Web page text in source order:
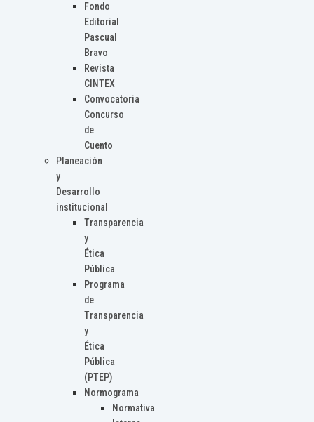
Fondo
Editorial
Pascual
Bravo
Revista
CINTEX
Convocatoria
Concurso
de
Cuento
Planeación
y
Desarrollo
institucional
Transparencia
y
Ética
Pública
Programa
de
Transparencia
y
Ética
Pública
(PTEP)
Normograma
Normativa